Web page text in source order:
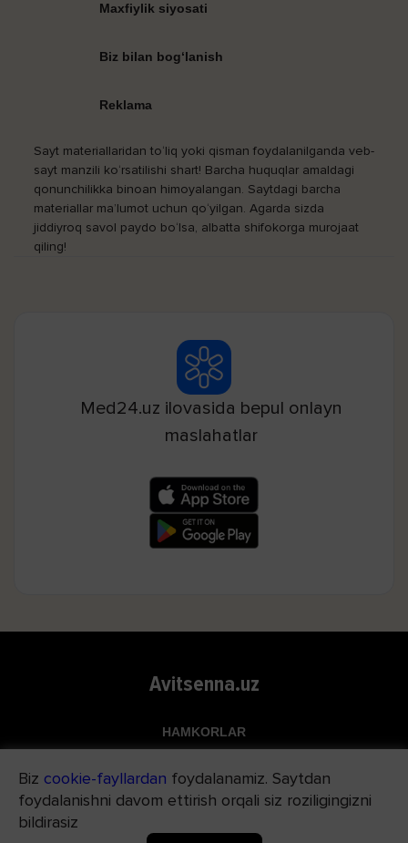
Maxfiylik siyosati
Biz bilan bog‘lanish
Reklama
Sayt materiallaridan to‘liq yoki qisman foydalanilganda veb-
sayt manzili ko‘rsatilishi shart! Barcha huquqlar amaldagi
qonunchilikka binoan himoyalangan. Saytdagi barcha
materiallar ma’lumot uchun qo‘yilgan. Agarda sizda
jiddiyroq savol paydo bo‘lsa, albatta shifokorga murojaat
qiling!
Med24.uz ilovasida bepul onlayn
maslahatlar
Avitsenna.uz
HAMKORLAR
Apteka.uz
Med24.uz
Biz cookie-fayllardan foydalanamiz. Saytdan
foydalanishni davom ettirish orqali siz roziligingizni
bildirasiz